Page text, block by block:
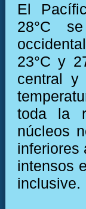
El
28°C
23°C y
central y
toda la
núcleos
inferiores
intensos
inclusive.